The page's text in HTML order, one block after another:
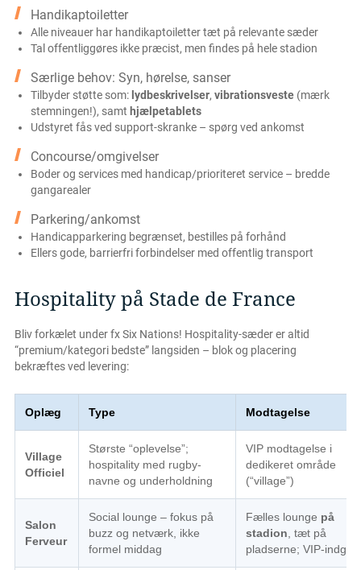
Handikaptoiletter
Alle niveauer har handikaptoiletter tæt på relevante sæder
Tal offentliggøres ikke præcist, men findes på hele stadion
Særlige behov: Syn, hørelse, sanser
Tilbyder støtte som: lydbeskrivelser, vibrationsveste (mærk
stemningen!), samt hjælpetablets
Udstyret fås ved support-skranke – spørg ved ankomst
Concourse/omgivelser
Boder og services med handicap/prioriteret service – bredde
gangarealer
Parkering/ankomst
Handicapparkering begrænset, bestilles på forhånd
Ellers gode, barrierfri forbindelser med offentlig transport
Hospitality på Stade de France
Bliv forkælet under fx Six Nations! Hospitality-sæder er altid
“premium/kategori bedste” langsiden – blok og placering
bekræftes ved levering:
Oplæg Type Modtagelse
Village
Officiel
Største “oplevelse”;
hospitality med rugby-
navne og underholdning
VIP modtagelse i
dedikeret område
(“village”)
Salon
Ferveur
Social lounge – fokus på
buzz og netværk, ikke
formel middag
Fælles lounge på
stadion , tæt på
pladserne; VIP-